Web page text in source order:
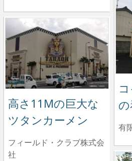
有
高さ11Mの巨大な
ツタンカーメン
フィールド・クラブ株式会
社